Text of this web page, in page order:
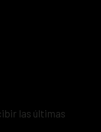
las últimas